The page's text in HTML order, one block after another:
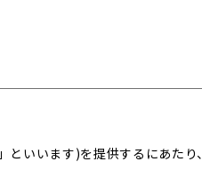
いいます)を提供するにあたり、